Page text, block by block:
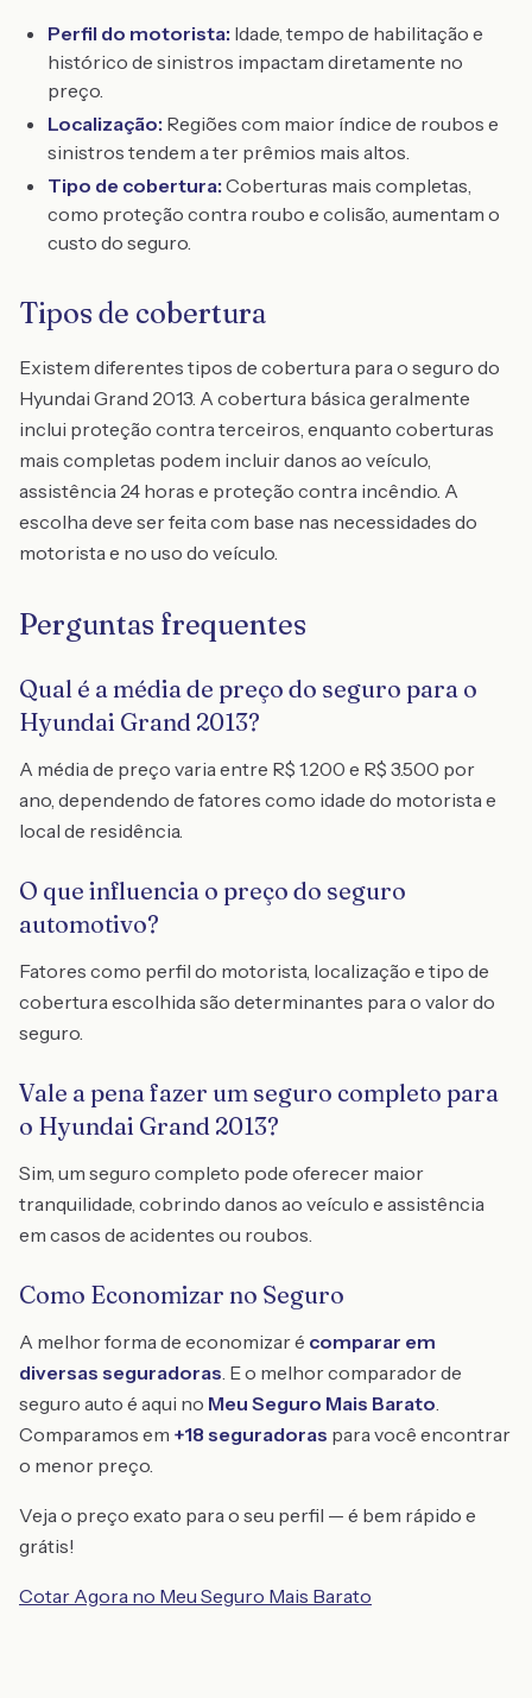
Perfil do motorista: Idade, tempo de habilitação e
histórico de sinistros impactam diretamente no
preço.
Localização: Regiões com maior índice de roubos e
sinistros tendem a ter prêmios mais altos.
Tipo de cobertura: Coberturas mais completas,
como proteção contra roubo e colisão, aumentam o
custo do seguro.
Tipos de cobertura
Existem diferentes tipos de cobertura para o seguro do
Hyundai Grand 2013. A cobertura básica geralmente
inclui proteção contra terceiros, enquanto coberturas
mais completas podem incluir danos ao veículo,
assistência 24 horas e proteção contra incêndio. A
escolha deve ser feita com base nas necessidades do
motorista e no uso do veículo.
Perguntas frequentes
Qual é a média de preço do seguro para o
Hyundai Grand 2013?
A média de preço varia entre R$ 1.200 e R$ 3.500 por
ano, dependendo de fatores como idade do motorista e
local de residência.
O que influencia o preço do seguro
automotivo?
Fatores como perfil do motorista, localização e tipo de
cobertura escolhida são determinantes para o valor do
seguro.
Vale a pena fazer um seguro completo para
o Hyundai Grand 2013?
Sim, um seguro completo pode oferecer maior
tranquilidade, cobrindo danos ao veículo e assistência
em casos de acidentes ou roubos.
Como Economizar no Seguro
A melhor forma de economizar é comparar em
diversas seguradoras. E o melhor comparador de
seguro auto é aqui no Meu Seguro Mais Barato.
Comparamos em +18 seguradoras para você encontrar
o menor preço.
Veja o preço exato para o seu perfil — é bem rápido e
grátis!
Cotar Agora no Meu Seguro Mais Barato